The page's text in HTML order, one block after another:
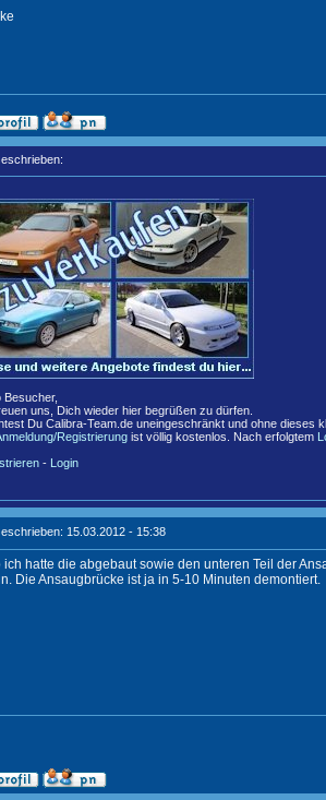
Besucher,
uns, Dich wieder hier begrüßen zu dürfen.
Du Calibra-Team.de uneingeschränkt und ohne dieses
Registrierung ist völlig kostenlos. Nach erfolgtem
- Login
15.03.2012 - 15:38
ich hatte die abgebaut sowie den unteren Teil der
Die Ansaugbrücke ist ja in 5-10 Minuten demontiert.